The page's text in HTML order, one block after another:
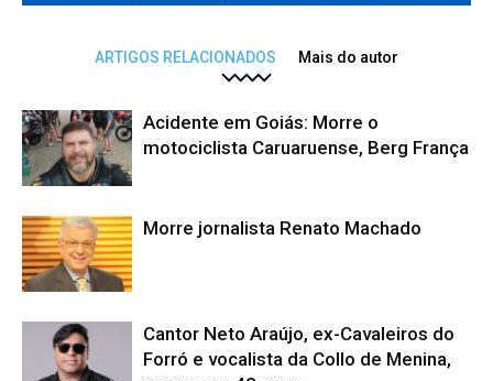
ARTIGOS RELACIONADOS Mais do autor
Acidente em Goiás: Morre o
motociclista Caruaruense, Berg França
Morre jornalista Renato Machado
Cantor Neto Araújo, ex-Cavaleiros do
Forró e vocalista da Collo de Menina,